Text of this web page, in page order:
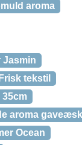
aroma
Jasmin
tekstil
aroma
Ocean